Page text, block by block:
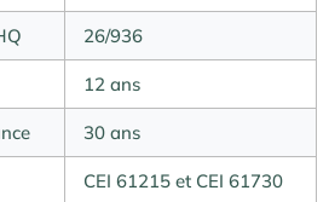
26/936
12 ans
30 ans
CEI 61215 et CEI 61730